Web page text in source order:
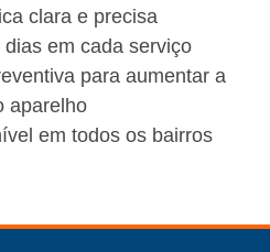
clara e precisa
em cada serviço
para aumentar a
aparelho
em todos os bairros